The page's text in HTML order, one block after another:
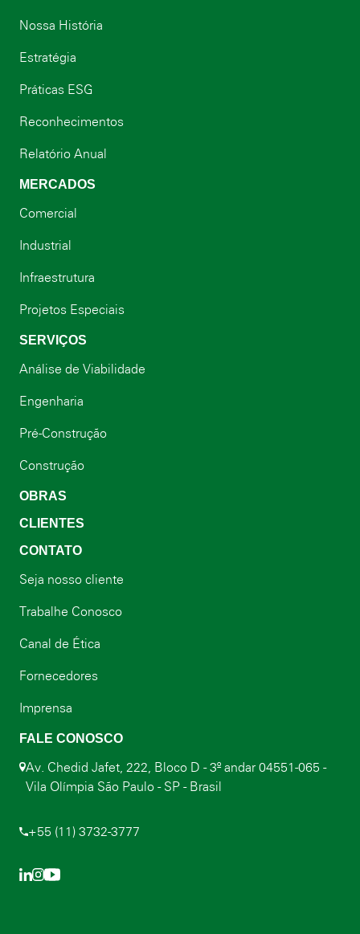
Nossa História
Estratégia
Práticas ESG
Reconhecimentos
Relatório Anual
MERCADOS
Comercial
Industrial
Infraestrutura
Projetos Especiais
SERVIÇOS
Análise de Viabilidade
Engenharia
Pré-Construção
Construção
OBRAS
CLIENTES
CONTATO
Seja nosso cliente
Trabalhe Conosco
Canal de Ética
Fornecedores
Imprensa
FALE CONOSCO
Av. Chedid Jafet, 222, Bloco D - 3º andar 04551-065 -
Vila Olímpia São Paulo - SP - Brasil
+55 (11) 3732-3777